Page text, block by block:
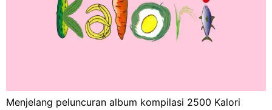
Menjelang peluncuran album kompilasi 2500 Kalori